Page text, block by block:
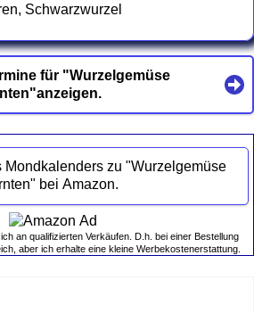
Schwarzwurzel
für "Wurzelgemüse
Mondkalenders zu "Wurzelgemüse
ernten" bei Amazon.
an qualifizierten Verkäufen. D.h. bei einer Bestellung
aber ich erhalte eine kleine Werbekostenerstattung.